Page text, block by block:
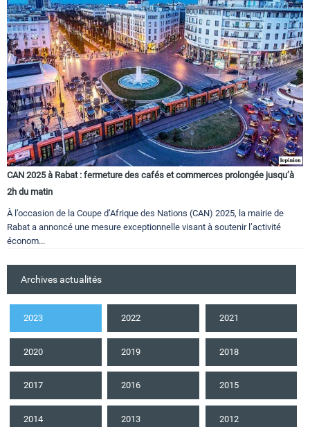
CAN 2025 à Rabat : fermeture des cafés et commerces prolongée jusqu’à
2h du matin
À l’occasion de la Coupe d’Afrique des Nations (CAN) 2025, la mairie de
Rabat a annoncé une mesure exceptionnelle visant à soutenir l’activité
économ...
Archives actualités
2023 2022 2021
2020 2019 2018
2017 2016 2015
2014 2013 2012